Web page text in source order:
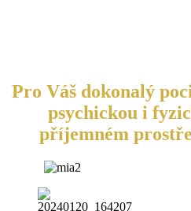
Pro Váš dokonalý
psychickou i
příjemném